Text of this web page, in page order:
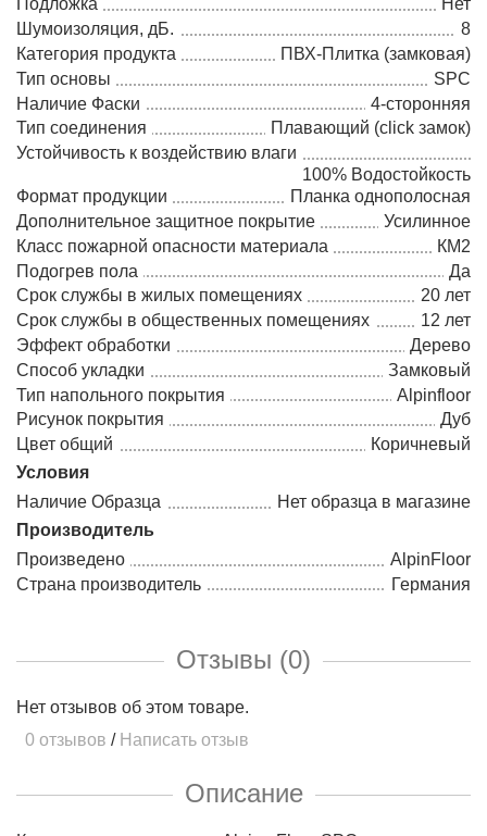
Подложка
Нет
Шумоизоляция, дБ.
8
Категория продукта
ПВХ-Плитка (замковая)
Тип основы
SPC
Наличие Фаски
4-сторонняя
Тип соединения
Плавающий (click замок)
Устойчивость к воздействию влаги
100% Водостойкость
Формат продукции
Планка однополосная
Дополнительное защитное покрытие
Усилинное
Класс пожарной опасности материала
КМ2
Подогрев пола
Да
Срок службы в жилых помещениях
20 лет
Срок службы в общественных помещениях
12 лет
Эффект обработки
Дерево
Способ укладки
Замковый
Тип напольного покрытия
Alpinfloor
Рисунок покрытия
Дуб
Цвет общий
Коричневый
Условия
Наличие Образца
Нет образца в магазине
Производитель
Произведено
AlpinFloor
Страна производитель
Германия
Отзывы (0)
Нет отзывов об этом товаре.
0 отзывов / Написать отзыв
Описание